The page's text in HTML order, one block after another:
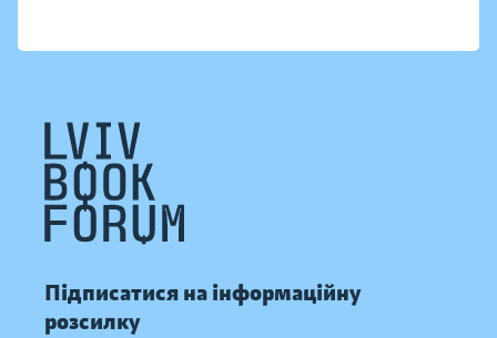
Підписатися на інформаційну
розсилку